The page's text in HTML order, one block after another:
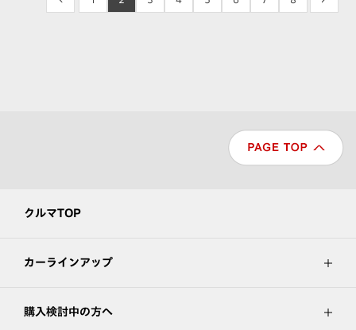
クルマTOP
カーラインアップ
購入検討中の方へ